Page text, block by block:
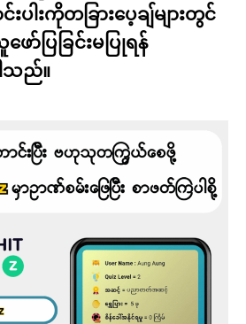
ါးကိုတခြားပေ့ချ်များတွင်
ော်ပြခြင်းမပြုရန်
သည်။